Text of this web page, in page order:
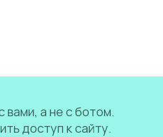
а не с ботом.
доступ к сайту.